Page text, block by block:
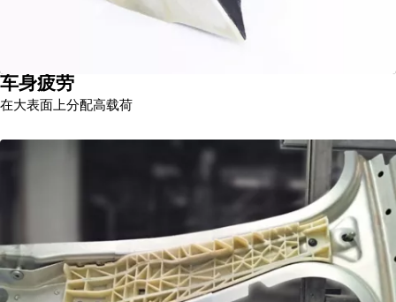
车身疲劳
在大表面上分配高载荷